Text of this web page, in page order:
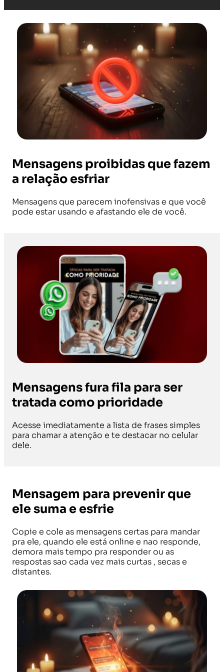
Mensagens proibidas que fazem
a relação esfriar
Mensagens que parecem inofensivas e que você
pode estar usando e afastando ele de você.
Mensagens fura fila para ser
tratada como prioridade
Acesse imediatamente a lista de frases simples
para chamar a atenção e te destacar no celular
dele.
Mensagem para prevenir que
ele suma e esfrie
Copie e cole as mensagens certas para mandar
pra ele, quando ele está online e nao responde,
demora mais tempo pra responder ou as
respostas sao cada vez mais curtas , secas e
distantes.